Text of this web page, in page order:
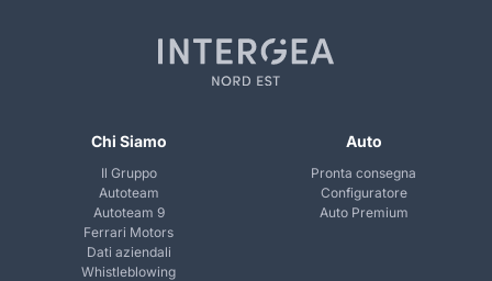
Chi Siamo
Il Gruppo
Autoteam
Autoteam 9
Ferrari Motors
Dati aziendali
Whistleblowing
Auto
Pronta consegna
Configuratore
Auto Premium